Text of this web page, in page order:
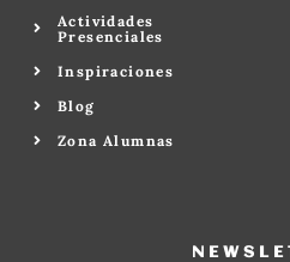
Actividades
Presenciales
Inspiraciones
Blog
Zona Alumnas